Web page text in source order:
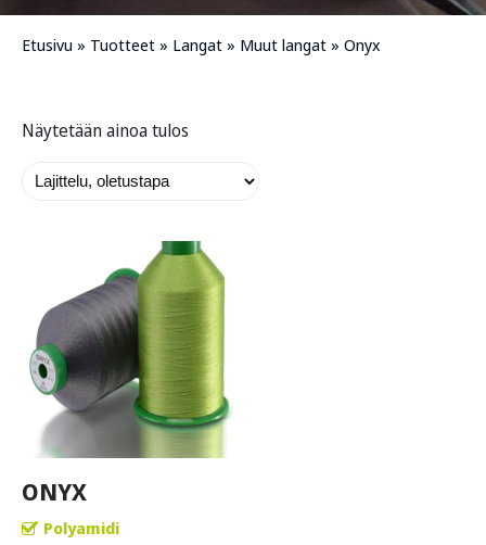
Etusivu » Tuotteet » Langat » Muut langat » Onyx
Näytetään ainoa tulos
ONYX
Polyamidi